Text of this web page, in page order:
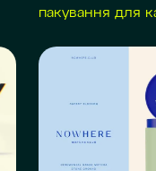
пакування для